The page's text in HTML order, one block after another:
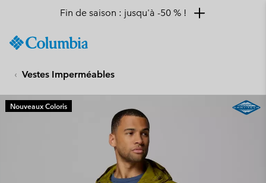
TO
SKIP
MAIN
NAV
Fin de saison : jusqu'à -50 % !
Vestes Imperméables
Nouveaux Coloris